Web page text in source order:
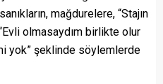
mağdurelere, “Stajın
olmasaydım birlikte olur
yok” şeklinde söylemlerde